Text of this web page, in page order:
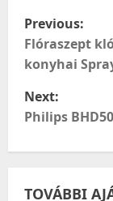
P
o
s
t
n
a
Previous:
Flóraszept
konyhai
Next:
Philips
TOVÁBBI